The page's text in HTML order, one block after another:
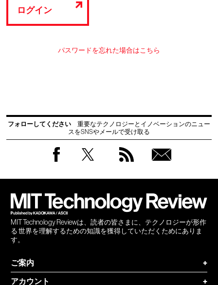
ログイン
パスワードを忘れた場合はこちら
フォローしてください
重要なテクノロジーとイノベーションのニュー
スをSNSやメールで受け取る
MIT Technology Reviewは、読者の皆さまに、テクノロジーが形作
る 世界を理解するための知識を獲得していただくためにありま
す。
ご案内
+
アカウント
+